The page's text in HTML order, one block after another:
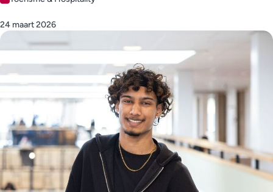
24 maart 2026